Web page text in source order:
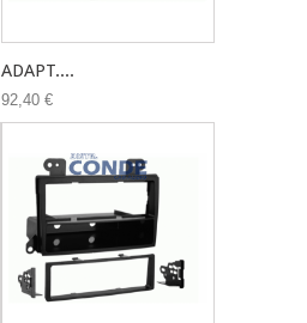
ADAPT....
92,40 €